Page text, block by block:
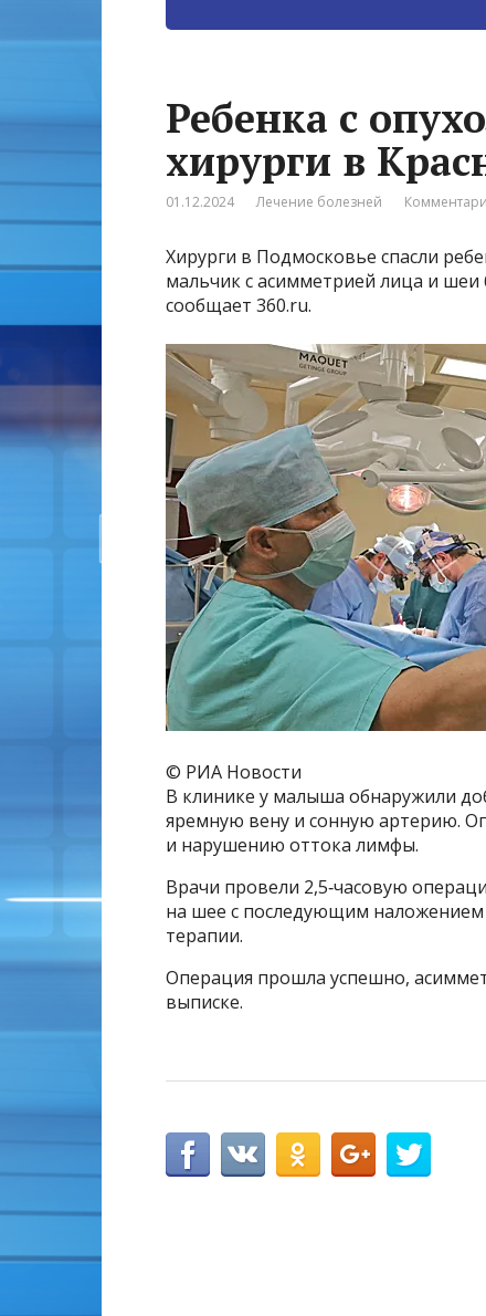
Ребенка с
хирурги в
01.12.2024 Лечение болезней
Хирурги в Подмосковье спасли
мальчик с асимметрией лица и
сообщает 360.ru.
© РИА Новости
В клинике у малыша обнаружили
яремную вену и сонную артерию.
и нарушению оттока лимфы.
Врачи провели 2,5‑часовую
на шее с последующим
терапии.
Операция прошла успешно,
выписке.